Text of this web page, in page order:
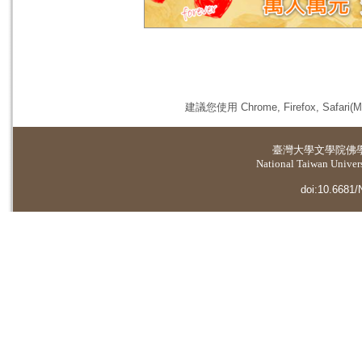
建議您使用 Chrome, Firefox,
臺灣大學文學院佛
National Taiwan
doi:10.6681/